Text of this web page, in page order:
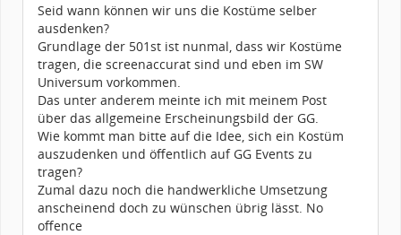
Legion-ID:
10868
Squad-Zugehörigkeit:
Kostüme:
Im Profil...
Seid wann können wir uns die Kostüme selber
ausdenken?
Grundlage der 501st ist nunmal, dass wir Kostüme
tragen, die screenaccurat sind und eben im SW
Universum vorkommen.
Das unter anderem meinte ich mit meinem Post
über das allgemeine Erscheinungsbild der GG.
Wie kommt man bitte auf die Idee, sich ein Kostüm
auszudenken und öffentlich auf GG Events zu
tragen?
Zumal dazu noch die handwerkliche Umsetzung
anscheinend doch zu wünschen übrig lässt. No
offence